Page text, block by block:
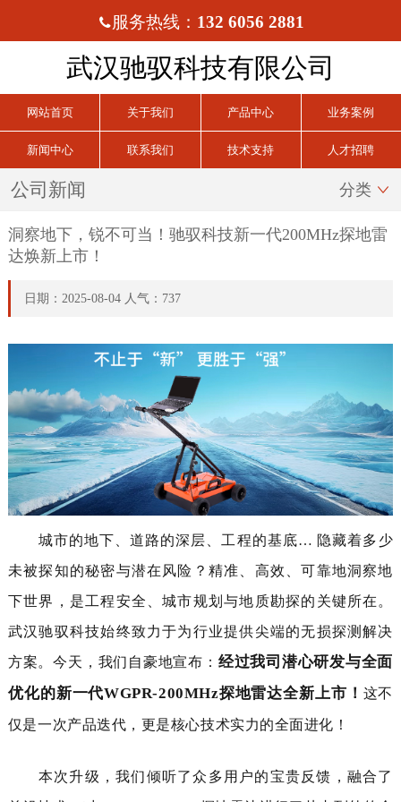
服务热线： 132 6056 2881
武汉驰驭科技有限公司
网站首页 关于我们 产品中心 业务案例
新闻中心 联系我们 技术支持 人才招聘
公司新闻 分类 
洞察地下，锐不可当！驰驭科技新一代200MHz探地雷
达焕新上市！
日期：2025-08-04 人气：737
城市的地下、道路的深层、工程的基底… 隐藏着多少
未被探知的秘密与潜在风险？精准、高效、可靠地洞察地
下世界，是工程安全、城市规划与地质勘探的关键所在。
武汉驰驭科技始终致力于为行业提供尖端的无损探测解决
方案。今天，我们自豪地宣布： 经过我司 潜心研发与全面
优化的新一代WGPR-200MHz探地雷达全新上市 ！ 这不
仅是一次产品迭代 ， 更是核心技术实力的全面进化！
本次升级，我们倾听了众多用户的宝贵反馈，融合了